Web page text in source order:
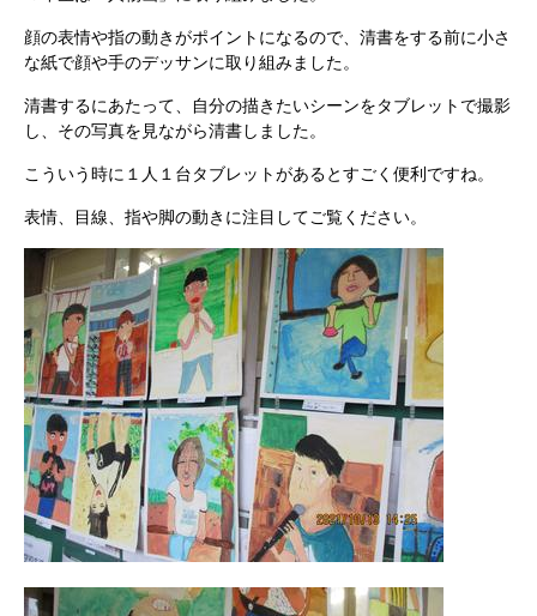
顔の表情や指の動きがポイントになるので、清書をする前に小さ
な紙で顔や手のデッサンに取り組みました。
清書するにあたって、自分の描きたいシーンをタブレットで撮影
し、その写真を見ながら清書しました。
こういう時に１人１台タブレットがあるとすごく便利ですね。
表情、目線、指や脚の動きに注目してご覧ください。